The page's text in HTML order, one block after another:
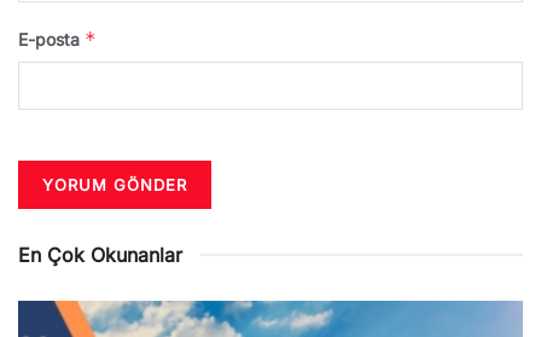
E-posta *
En Çok Okunanlar